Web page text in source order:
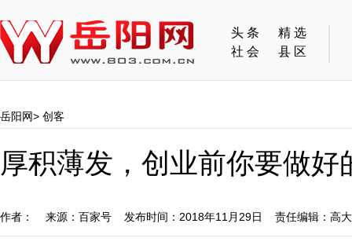
头条
精选
社会
县区
岳阳网> 创客
厚积薄发，创业前你要做好
作者： 来源：百家号 发布时间：2018年11月29日 责任编辑：高